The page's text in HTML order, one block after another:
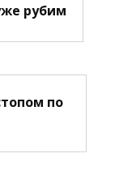
рубим
по